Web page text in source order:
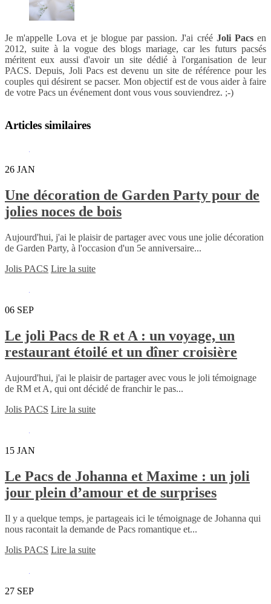
Je m'appelle Lova et je blogue par passion. J'ai créé Joli Pacsen
2012, suite à la vogue des blogs mariage, car les futurs pacsés
méritent eux aussi d'avoir un site dédié à l'organisation de leur
PACS. Depuis, Joli Pacs est devenu un site de référence pour les
couples qui désirent se pacser. Mon objectif est de vous aider à faire
de votre Pacs un événement dont vous vous souviendrez. ;-)
Articles similaires
26 JAN
Une décoration de Garden Party pour de
jolies noces de bois
Aujourd'hui, j'ai le plaisir de partager avec vous une jolie décoration
de Garden Party, à l'occasion d'un 5e anniversaire...
Jolis PACS Lire la suite
06 SEP
Le joli Pacs de R et A : un voyage, un
restaurant étoilé et un dîner croisière
Aujourd'hui, j'ai le plaisir de partager avec vous le joli témoignage
de RM et A, qui ont décidé de franchir le pas...
Jolis PACS Lire la suite
15 JAN
Le Pacs de Johanna et Maxime : un joli
jour plein d’amour et de surprises
Il y a quelque temps, je partageais ici le témoignage de Johanna qui
nous racontait la demande de Pacs romantique et...
Jolis PACS Lire la suite
27 SEP